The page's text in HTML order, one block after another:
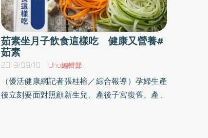
茹素坐月子飲食這樣吃 健康又營養#
茹素
2019/09/10 Uho編輯部
（優活健康網記者張桂榕／綜合報導）孕婦生產
後立刻要面對照顧新生兒、產後子宮復舊、產後